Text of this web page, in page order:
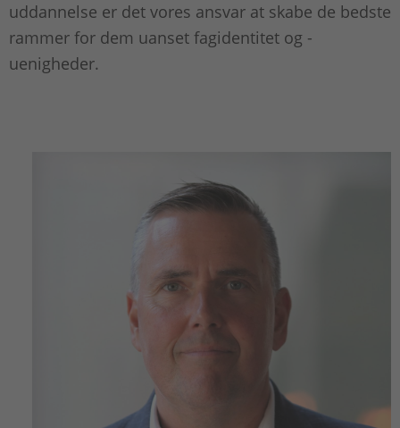
uddannelse er det vores ansvar at skabe de bedste
rammer for dem uanset fagidentitet og -
uenigheder.